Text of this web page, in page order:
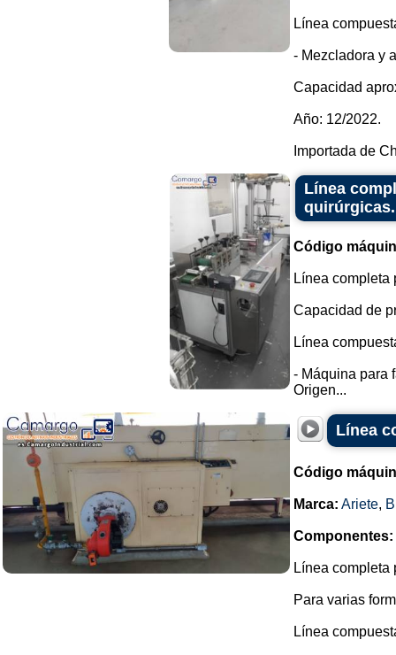
Línea
- Mezcladora y
Capacidad
Año: 12/2022.
Importada de
Línea
quirúrgicas.
Código
Línea
Capacidad de
Línea
- Máquina para
Origen...
Línea
Código
Marca: Ariete,
Componentes:
Línea completa
Para varias
Línea